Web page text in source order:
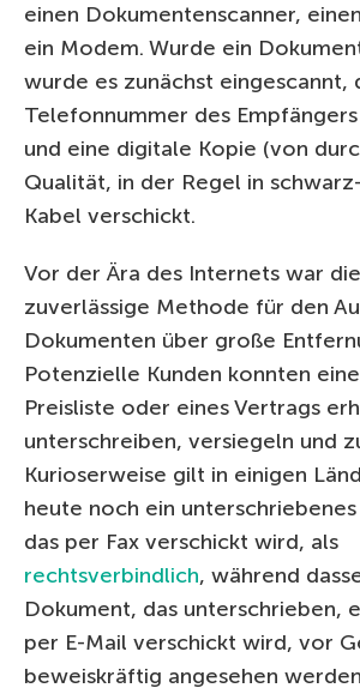
einen Dokumentenscanner,
ein Modem. Wurde ein
wurde es zunächst eingescannt,
Telefonnummer des
und eine digitale Kopie (von
Qualität, in der Regel in
Kabel verschickt.
Vor der Ära des Internets war
zuverlässige Methode für den
Dokumenten über große
Potenzielle Kunden konnten
Preisliste oder eines Vertrags
unterschreiben, versiegeln und
Kurioserweise gilt in einigen
heute noch ein
das per Fax verschickt wird, als
rechtsverbindlich, während
Dokument, das unterschrieben,
per E-Mail verschickt wird, vor
beweiskräftig angesehen